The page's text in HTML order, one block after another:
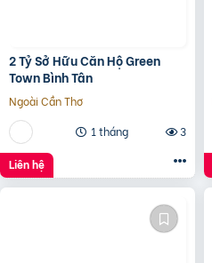
2 Tỷ Sở Hữu Căn Hộ Green
Town Bình Tân
Ngoài Cần Thơ
1 tháng
3
Liên hệ